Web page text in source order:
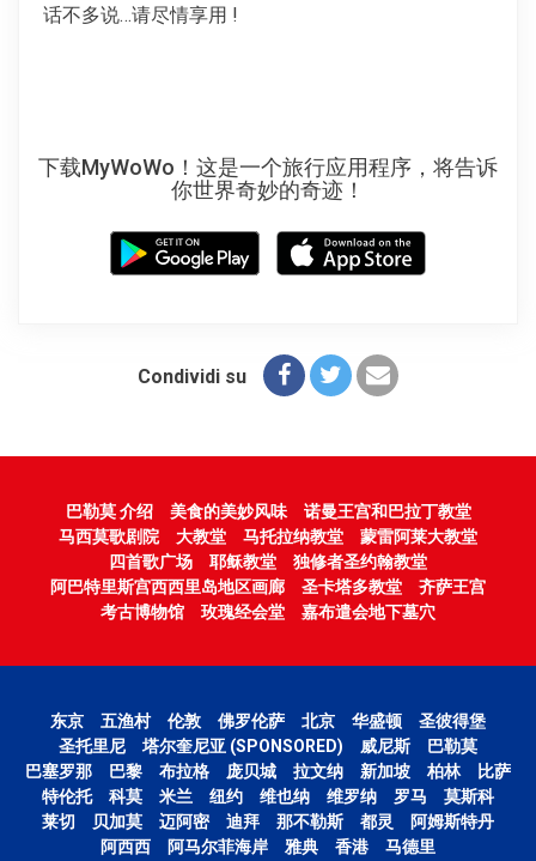
话不多说…请尽情享用 !
下载MyWoWo！这是一个旅行应用程序，将告诉
你世界奇妙的奇迹！
Condividi su
巴勒莫 介绍 美食的美妙风味
诺曼王宫和巴拉丁教堂
马西莫歌剧院
大教堂 马托拉纳教堂
蒙雷阿莱大教堂
四首歌广场
耶稣教堂
独修者圣约翰教堂
阿巴特里斯宫西西里岛地区画廊
圣卡塔多教堂
齐萨王宫
考古博物馆
玫瑰经会堂 嘉布遣会地下墓穴
东京 五渔村 伦敦 佛罗伦萨 北京 华盛顿
圣彼得堡
圣托里尼
塔尔奎尼亚 (SPONSORED) 威尼斯
巴勒莫
巴塞罗那
巴黎 布拉格 庞贝城 拉文纳 新加坡 柏林
比萨
特伦托
科莫 米兰 纽约 维也纳 维罗纳 罗马
莫斯科
莱切
贝加莫 迈阿密 迪拜 那不勒斯 都灵
阿姆斯特丹
阿西西
阿马尔菲海岸 雅典 香港 马德里